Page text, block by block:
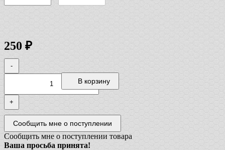
250 ₽
-
+
В корзину
Сообщить мне о поступлении товара
Ваша просьба принята!